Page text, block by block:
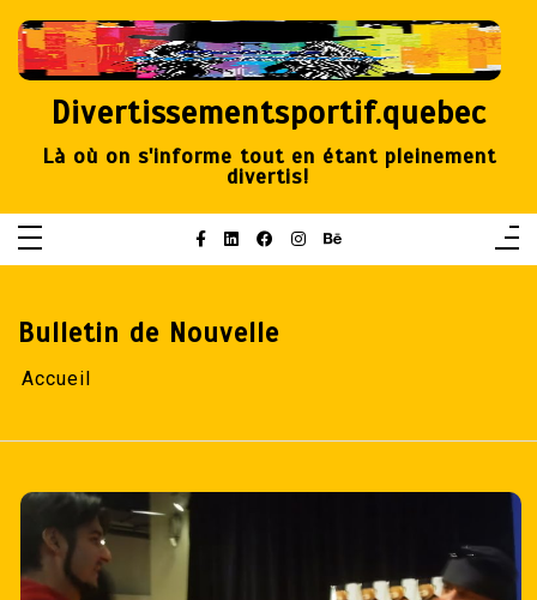
contenu
Divertissementsportif.quebec
Là où on s'informe tout en étant pleinement
divertis!
Bulletin de Nouvelle
Accueil